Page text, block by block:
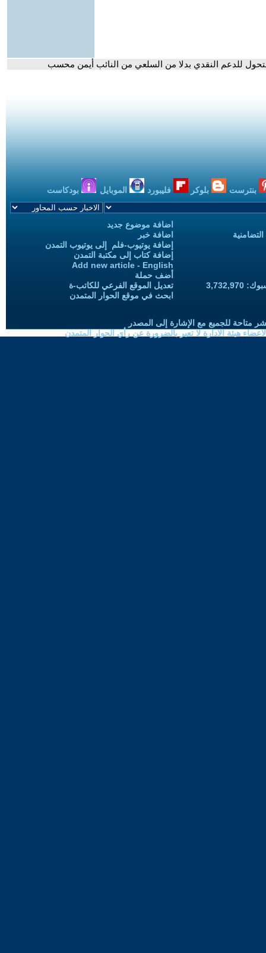
للدعم النقدي بدلا من السلعي من النائب أيمن محسب
بنترست بلوكر فليبورد الموبايل بودكاست
اضافة موضوع جديد
اضافة خبر
إضافة يوتيوب-فلم إلى يوتيوب التمدن
إضافة كتاب إلى مكتبة التمدن
Add new article - English
أضف حملة
تعديل الموقع الفرعي للكاتب-ة
ابحث في موقع الحوار المتمدن
متاحة للجميع مع الإشارة إلى المصدر
هيئة الادارة لا تعبر بالضرورة عن رأي الحوار المتمدن